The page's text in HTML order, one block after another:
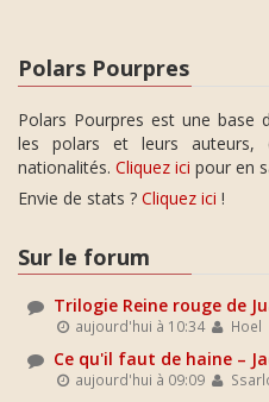
Polars Pourpres
Polars Pourpres est une base
les polars et leurs
nationalités. Cliquez ici pour en
Envie de stats ? Cliquez ici !
Sur le forum
Trilogie Reine rouge de
aujourd'hui à 10:34 Hoel
Ce qu'il faut de haine –
aujourd'hui à 09:09